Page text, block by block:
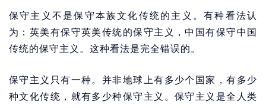
保守主义不是保守本族文化传统的主义。有种看法认
为：英美有保守英美传统的保守主义，中国有保守中国
传统的保守主义。这种看法是完全错误的。
保守主义只有一种。并非地球上有多少个国家，有多少
种文化传统，就有多少种保守主义。保守主义是全人类